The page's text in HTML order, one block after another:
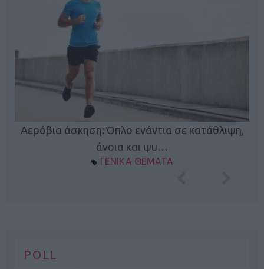
Αερόβια άσκηση: Όπλο ενάντια σε κατάθλιψη,
άνοια και ψυ…
ΓΕΝΙΚΑ ΘΕΜΑΤΑ
POLL